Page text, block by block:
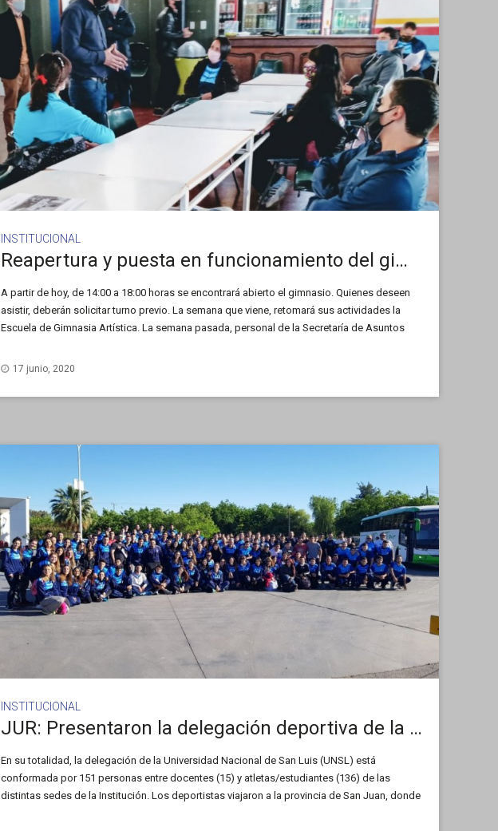
INSTITUCIONAL
Reapertura y puesta en funcionamiento del gimnasio y polideportivo de la UNSL
A partir de hoy, de 14:00 a 18:00 horas se encontrará abierto el gimnasio. Quienes deseen
asistir, deberán solicitar turno previo. La semana que viene, retomará sus actividades la
Escuela de Gimnasia Artística. La semana pasada, personal de la Secretaría de Asuntos
17 junio, 2020
INSTITUCIONAL
JUR: Presentaron la delegación deportiva de la UNSL
En su totalidad, la delegación de la Universidad Nacional de San Luis (UNSL) está
conformada por 151 personas entre docentes (15) y atletas/estudiantes (136) de las
distintas sedes de la Institución. Los deportistas viajaron a la provincia de San Juan, donde